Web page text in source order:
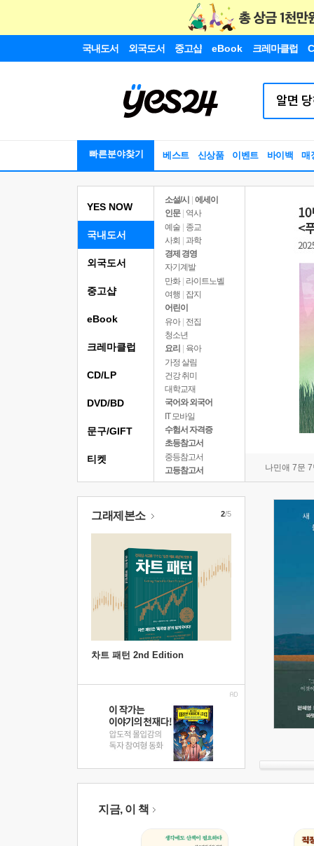
국내도서 외국도서 중고샵 eBook 크레마클럽
빠른분야찾기 베스트 신상품 이벤트 바이백 매
YES NOW
국내도서
소설/시
에세이
인문
역사
예술 | 종교
사회 | 과학
경제 경영
자기계발
만화 | 라이트노벨
여행
잡지
어린이
유아 | 전집
청소년
요리
육아
가정 살림
건강 취미
대학교재
국어와 외국어
IT 모바일
수험서 자격증
초등참고서
중등참고서
고등참고서
나민애 7문
외국도서
중고샵
eBook
크레마클럽
CD/LP
DVD/BD
문구/GIFT
티켓
그래제본소
차트 패턴 2nd Edition
2/5
지금, 이 책